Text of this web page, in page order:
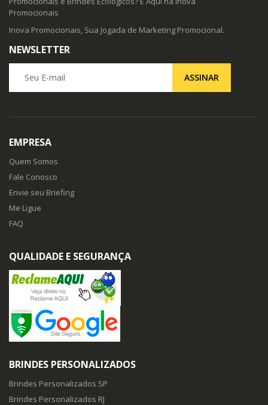
Promocionais
Inova Promocionais, Sua Jogada de Marketing Promocional.
NEWSLETTER
ASSINAR
EMPRESA
Quem Somos
Fale Conosco
Envie seu Briefing
Me Ligue
FAQ
QUALIDADE E SEGURANÇA
BRINDES PERSONALIZADOS
Brindes Personalizados SP
Brindes Personalizados RJ